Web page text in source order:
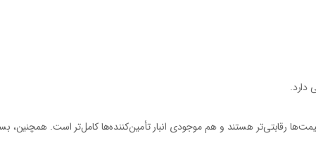
دارد.
رقابتی‌تر هستند و هم موجودی انبار تأمین‌کننده‌ها کامل‌تر است. همچنین،